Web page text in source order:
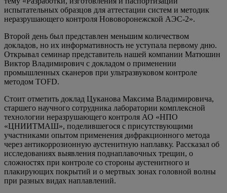
испытательных образцов для аттестации систем и методик
неразрушающего контроля Нововоронежской АЭС-2».
Второй день был представлен меньшим количеством
докладов, но их информативность не уступала первому дню.
Открывал семинар представитель нашей компании Матюшин
Виктор Владимирович с докладом о применении
промышленных сканеров при ультразвуковом контроле
методом TOFD.
Стоит отметить доклад Цуканова Максима Владимировича,
старшего научного сотрудника лаборатории комплексной
технологии неразрушающего контроля АО «НПО
«ЦНИИТМАШ», поделившегося с присутствующими
участниками опытом применения дифракционного метода
через антикоррозионную аустенитную наплавку. Рассказал об
исследованиях выявления поднаплавочных трещин, о
сложностях при контроле со стороны аустенитного и
плакирующих покрытий и о мертвых зонах головной волны
при разных видах наплавлений.